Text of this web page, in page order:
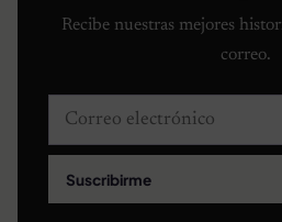
Recibe nuestras mejores
correo.
Correo electrónico
Suscribirme